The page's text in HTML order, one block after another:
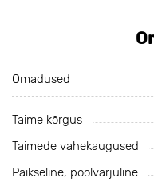
Omadused
Taime kõrgus
Taimede vahekaugused
Päikseline, poolvarjuline